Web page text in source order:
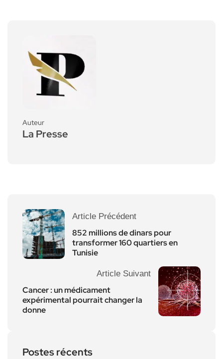
Auteur
La Presse
Article Précédent
852 millions de dinars pour
transformer 160 quartiers en
Tunisie
Article Suivant
Cancer : un médicament
expérimental pourrait changer la
donne
Postes récents